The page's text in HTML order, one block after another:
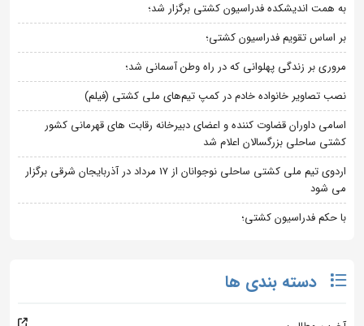
به همت اندیشکده فدراسیون کشتی برگزار شد؛
بر اساس تقویم فدراسیون کشتی؛
مروری بر زندگی پهلوانی که در راه وطن آسمانی شد؛
نصب تصاویر خانواده خادم در کمپ تیم‌های ملی کشتی (فیلم)
اسامی داوران قضاوت کننده و اعضای دبیرخانه رقابت های قهرمانی کشور
کشتی ساحلی بزرگسالان اعلام شد
اردوی تیم ملی کشتی ساحلی نوجوانان از 17 مرداد در آذربایجان شرقی برگزار
می شود
با حکم فدراسیون کشتی؛
دسته بندی ها